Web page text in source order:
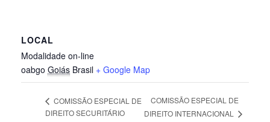
LOCAL
Modalidade on-line
oabgo Goiás Brasil + Google Map
COMISSÃO ESPECIAL DE
DIREITO SECURITÁRIO
COMISSÃO ESPECIAL DE
DIREITO INTERNACIONAL